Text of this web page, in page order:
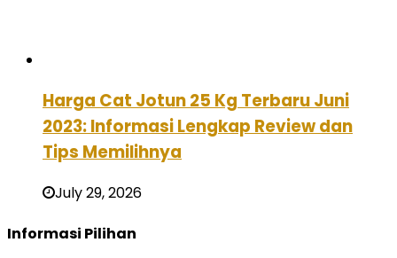
Harga Cat Jotun 25 Kg Terbaru Juni
2023: Informasi Lengkap Review dan
Tips Memilihnya
July 29, 2026
Informasi Pilihan